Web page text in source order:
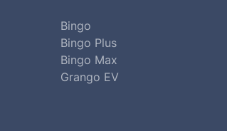
Bingo
Bingo Plus
Bingo Max
Grango EV